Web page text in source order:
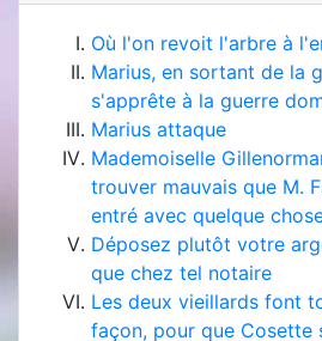
Où l'on revoit l'arbre à
Marius, en sortant de la
s'apprête à la guerre
Marius attaque
Mademoiselle
trouver mauvais que M.
entré avec quelque
Déposez plutôt votre
que chez tel notaire
Les deux vieillards font
façon, pour que Cosette